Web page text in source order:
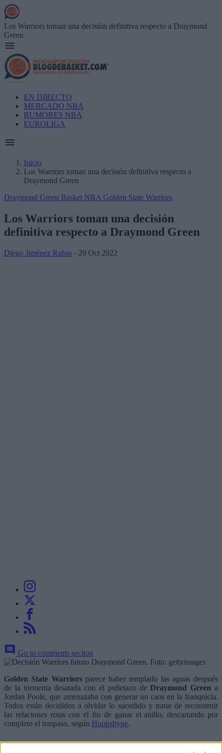
Skip
to
main
content
Los Warriors toman una decisión definitiva respecto a Draymond
Green
Main
navigation
EN DIRECTO
MERCADO NBA
RUMORES NBA
EUROLIGA
Breadcrumb
Inicio
Los Warriors toman una decisión definitiva respecto a
Draymond Green
Draymond Green Basket NBA Golden State Warriors
Los Warriors toman una decisión
definitiva respecto a Draymond Green
Diego Jiménez Rubio - 20 Oct 2022
Go to comments seciton
Golden State Warriorsparece haber templado las aguas después
de la tormenta desatada con el puñetazo deDraymond Green a
Jordan Poole, que amenazaba con generar un caos en la franquicia.
Todos están decididos a olvidar lo sucedido y tratar de reconstruir
las relaciones rotas con el fin de ganar el anillo, descartando por
completo el traspaso, según Hoopshype.